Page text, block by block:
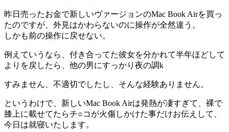
昨日売ったお金で新しいヴァージョンのMac Book Airを買っ
たのですが、外見はかわらないのに操作が全然違う。
しかも前の操作に戻せない。
例えていうなら、付き合ってた彼女を分かれて半年ほどして
よりを戻したら、他の男にすっかり夜の調k
すみません、不適切でしたし、そんな経験ありません。
というわけで、新しいMac Book Airは発熱が凄すぎて、裸で
膝上に載せてたらチ○コが火傷しかけた事だけお伝えして、
今日は就寝いたします。